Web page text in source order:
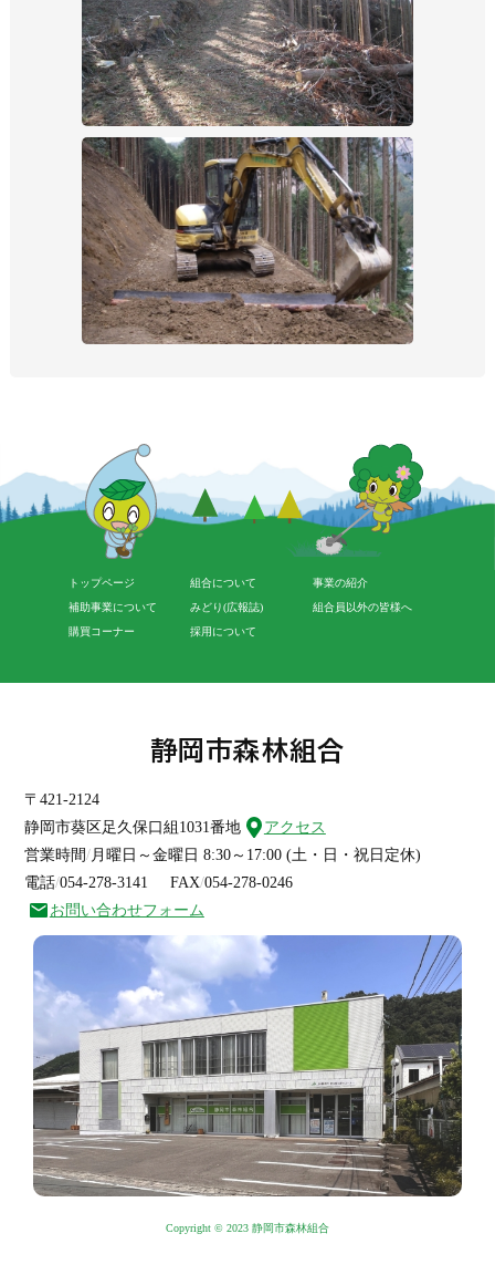
トップページ 組合について
事業の紹介
補助事業について
みどり(広報誌)
組合員以外の皆様へ
購買コーナー
採用について
静岡市森林組合
〒421-2124
静岡市葵区足久保口組1031番地
アクセス
営業時間 月曜日～金曜日 8:30～17:00 (土・日・祝日定休)
電話 054-278-3141 FAX 054-278-0246
お問い合わせフォーム
Copyright © 2023 静岡市森林組合